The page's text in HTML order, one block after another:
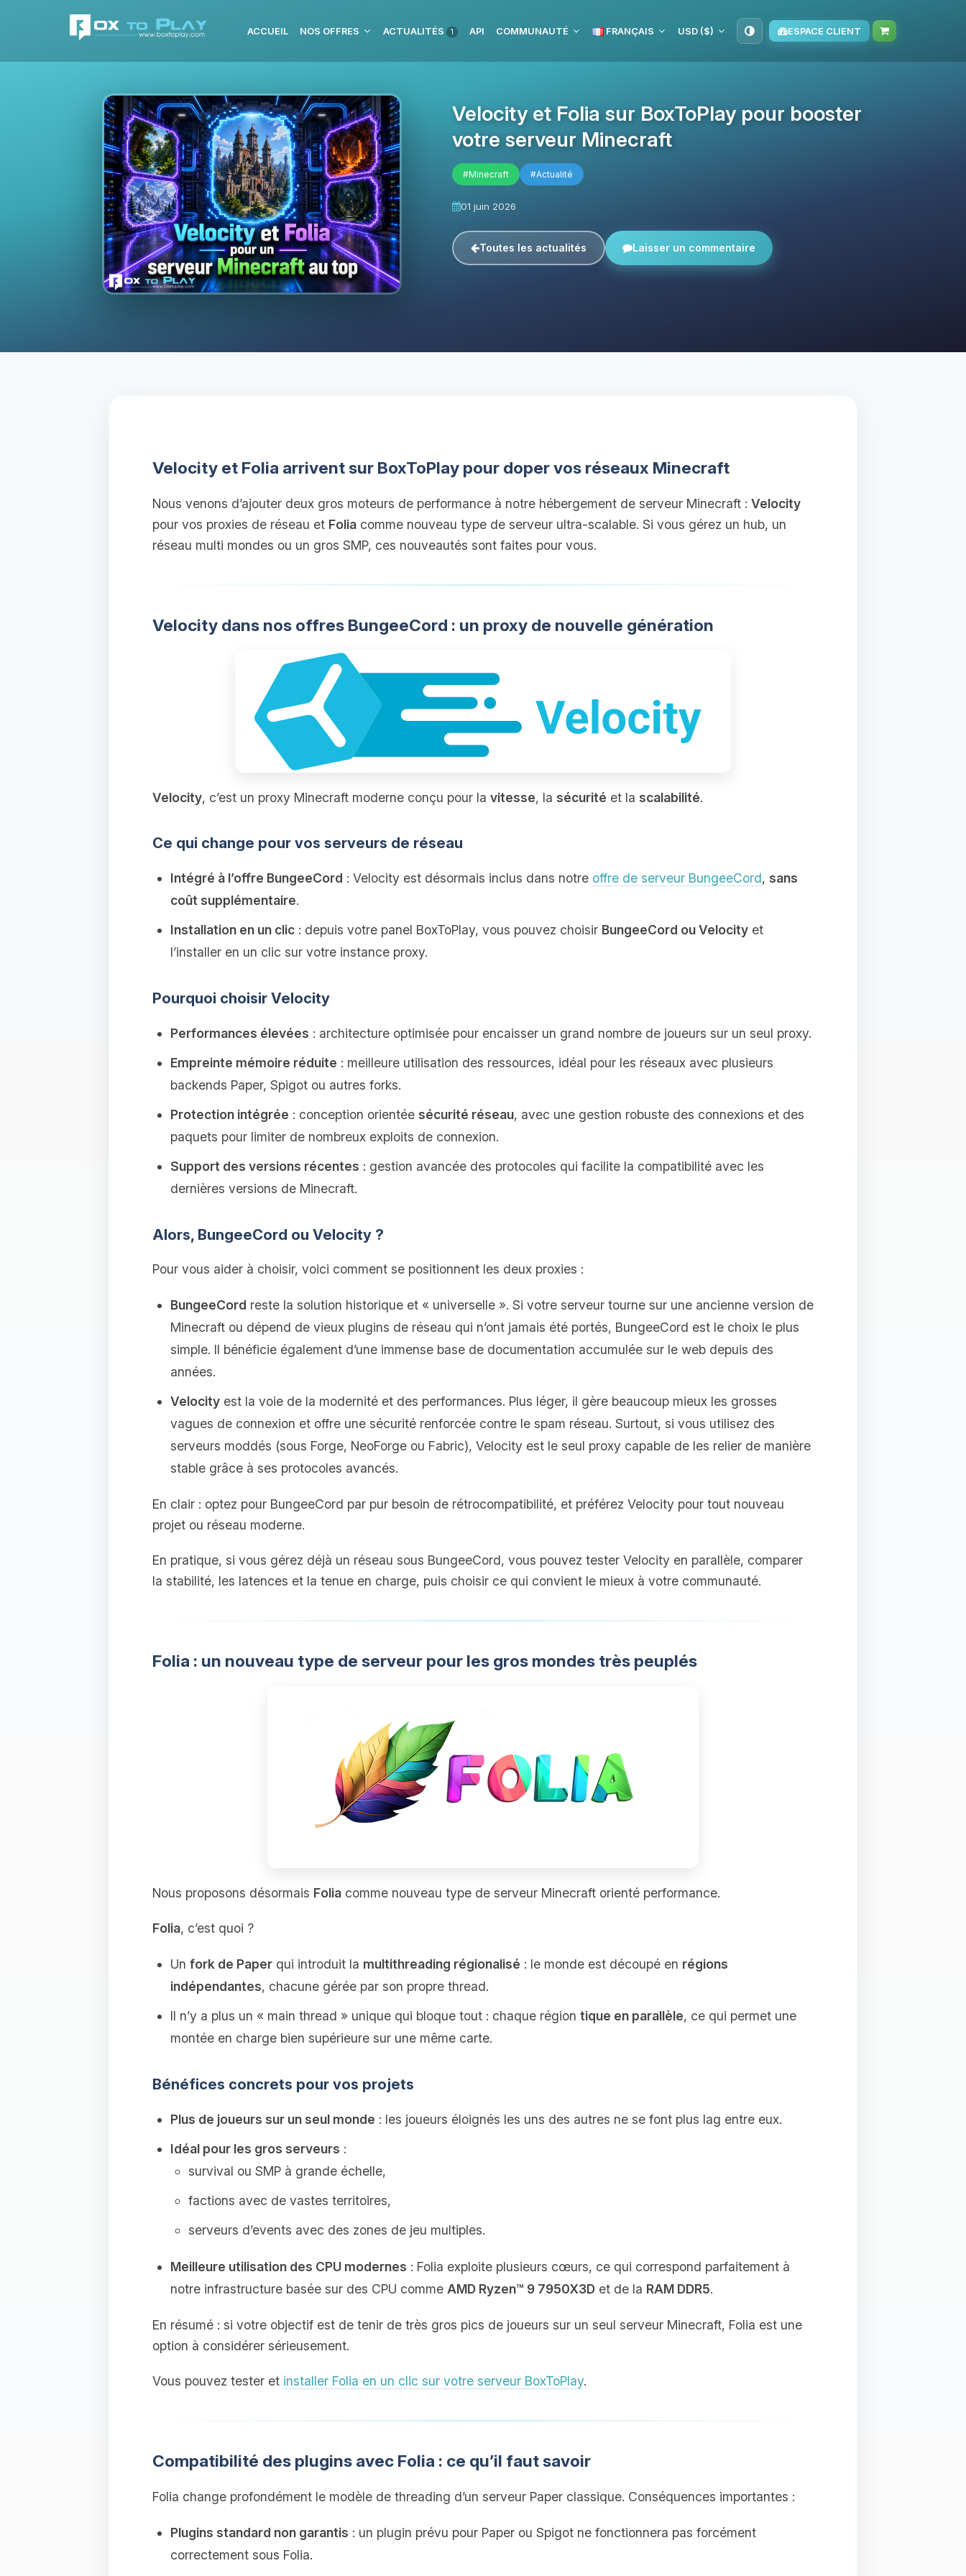
ACCUEIL NOS OFFRES ACTUALITÉS 1 API COMMUNAUTÉ FRANÇAIS USD ($) ESPACE CLIENT
Velocity et Folia sur BoxToPlay pour booster
votre serveur Minecraft
#Minecraft #Actualité
01 juin 2026
Toutes les actualités Laisser un commentaire
Velocity et Folia arrivent sur BoxToPlay pour doper vos réseaux Minecraft
Nous venons d’ajouter deux gros moteurs de performance à notre hébergement de serveur Minecraft : Velocity
pour vos proxies de réseau et Foliacomme nouveau type de serveur ultra-scalable. Si vous gérez un hub, un
réseau multi mondes ou un gros SMP, ces nouveautés sont faites pour vous.
Velocity dans nos offres BungeeCord : un proxy de nouvelle génération
Velocity, c’est un proxy Minecraft moderne conçu pour la vitesse, la sécurité et la scalabilité.
Ce qui change pour vos serveurs de réseau
Intégré à l’offre BungeeCord : Velocity est désormais inclus dans notre offre de serveur BungeeCord, sans
coût supplémentaire.
Installation en un clic: depuis votre panel BoxToPlay, vous pouvez choisir BungeeCord ou Velocityet
l’installer en un clic sur votre instance proxy.
Pourquoi choisir Velocity
Performances élevées : architecture optimisée pour encaisser un grand nombre de joueurs sur un seul proxy.
Empreinte mémoire réduite : meilleure utilisation des ressources, idéal pour les réseaux avec plusieurs
backends Paper, Spigot ou autres forks.
Protection intégrée : conception orientée sécurité réseau, avec une gestion robuste des connexions et des
paquets pour limiter de nombreux exploits de connexion.
Support des versions récentes : gestion avancée des protocoles qui facilite la compatibilité avec les
dernières versions de Minecraft.
Alors, BungeeCord ou Velocity ?
Pour vous aider à choisir, voici comment se positionnent les deux proxies :
BungeeCord reste la solution historique et « universelle ». Si votre serveur tourne sur une ancienne version de
Minecraft ou dépend de vieux plugins de réseau qui n’ont jamais été portés, BungeeCord est le choix le plus
simple. Il bénéficie également d’une immense base de documentation accumulée sur le web depuis des
années.
Velocityest la voie de la modernité et des performances. Plus léger, il gère beaucoup mieux les grosses
vagues de connexion et offre une sécurité renforcée contre le spam réseau. Surtout, si vous utilisez des
serveurs moddés (sous Forge, NeoForge ou Fabric), Velocity est le seul proxy capable de les relier de manière
stable grâce à ses protocoles avancés.
En clair : optez pour BungeeCord par pur besoin de rétrocompatibilité, et préférez Velocity pour tout nouveau
projet ou réseau moderne.
En pratique, si vous gérez déjà un réseau sous BungeeCord, vous pouvez tester Velocity en parallèle, comparer
la stabilité, les latences et la tenue en charge, puis choisir ce qui convient le mieux à votre communauté.
Folia : un nouveau type de serveur pour les gros mondes très peuplés
Nous proposons désormais Foliacomme nouveau type de serveur Minecraft orienté performance.
Folia, c’est quoi ?
Un fork de Paperqui introduit la multithreading régionalisé : le monde est découpé en régions
indépendantes, chacune gérée par son propre thread.
Il n’y a plus un « main thread » unique qui bloque tout : chaque région tique en parallèle, ce qui permet une
montée en charge bien supérieure sur une même carte.
Bénéfices concrets pour vos projets
Plus de joueurs sur un seul monde : les joueurs éloignés les uns des autres ne se font plus lag entre eux.
Idéal pour les gros serveurs :
survival ou SMP à grande échelle,
factions avec de vastes territoires,
serveurs d’events avec des zones de jeu multiples.
Meilleure utilisation des CPU modernes : Folia exploite plusieurs cœurs, ce qui correspond parfaitement à
notre infrastructure basée sur des CPU comme AMD Ryzen™ 9 7950X3Det de la RAM DDR5.
En résumé : si votre objectif est de tenir de très gros pics de joueurs sur un seul serveur Minecraft, Folia est une
option à considérer sérieusement.
Vous pouvez tester et installer Folia en un clic sur votre serveur BoxToPlay.
Compatibilité des plugins avec Folia : ce qu’il faut savoir
Folia change profondément le modèle de threading d’un serveur Paper classique. Conséquences importantes :
Plugins standard non garantis : un plugin prévu pour Paper ou Spigot ne fonctionnera pas forcément
correctement sous Folia.